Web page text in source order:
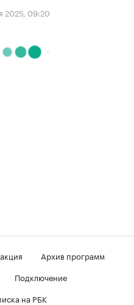
2025, 09:20
Архив программ
Подключение
на РБК